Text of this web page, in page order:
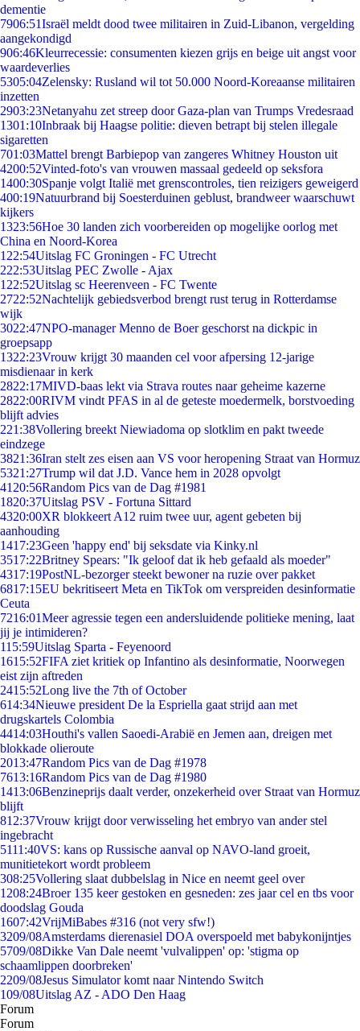
dementie
7906:51Israël meldt dood twee militairen in Zuid-Libanon, vergelding
aangekondigd
906:46Kleurrecessie: consumenten kiezen grijs en beige uit angst voor
waardeverlies
5305:04Zelensky: Rusland wil tot 50.000 Noord-Koreaanse militairen
inzetten
2903:23Netanyahu zet streep door Gaza-plan van Trumps Vredesraad
1301:10Inbraak bij Haagse politie: dieven betrapt bij stelen illegale
sigaretten
701:03Mattel brengt Barbiepop van zangeres Whitney Houston uit
4200:52Vinted-foto's van vrouwen massaal gedeeld op seksfora
1400:30Spanje volgt Italië met grenscontroles, tien reizigers geweigerd
400:19Natuurbrand bij Soesterduinen geblust, brandweer waarschuwt
kijkers
1323:56Hoe 30 landen zich voorbereiden op mogelijke oorlog met
China en Noord-Korea
1 22:54Uitslag FC Groningen - FC Utrecht
222:53Uitslag PEC Zwolle - Ajax
1 22:52Uitslag sc Heerenveen - FC Twente
2722:52Nachtelijk gebiedsverbod brengt rust terug in Rotterdamse
wijk
3022:47NPO-manager Menno de Boer geschorst na dickpic in
groepsapp
1322:23Vrouw krijgt 30 maanden cel voor afpersing 12-jarige
misdienaar in kerk
2822:17MIVD-baas lekt via Strava routes naar geheime kazerne
2822:00RIVM vindt PFAS in al de geteste moedermelk, borstvoeding
blijft advies
221:38Vollering breekt Niewiadoma op slotklim en pakt tweede
eindzege
3821:36Iran stelt zes eisen aan VS voor heropening Straat van Hormuz
5321:27Trump wil dat J.D. Vance hem in 2028 opvolgt
41 20:56Random Pics van de Dag #1981
1820:37Uitslag PSV - Fortuna Sittard
4320:00XR blokkeert A12 ruim twee uur, agent gebeten bij
aanhouding
1417:23Geen 'happy end' bij seksdate via Kinky.nl
3517:22Britney Spears: "Ik geloof dat ik heb gefaald als moeder"
4317:19PostNL-bezorger steekt bewoner na ruzie over pakket
6817:15EU bekritiseert Meta en TikTok om verspreiden desinformatie
Ceuta
7216:01Meer agressie tegen een andersluidende politieke mening, laat
jij je intimideren?
115:59Uitslag Sparta - Feyenoord
1615:52FIFA ziet kritiek op Infantino als desinformatie, Noorwegen
eist zijn aftreden
2415:52Long live the 7th of October
614:34Nieuwe president De la Espriella gaat strijd aan met
drugskartels Colombia
4414:03Houthi's vallen Saoedi-Arabië en Jemen aan, dreigen met
blokkade olieroute
2013:47Random Pics van de Dag #1978
7613:16Random Pics van de Dag #1980
1413:06Benzineprijs daalt verder, onzekerheid over Straat van Hormuz
blijft
812:37Vrouw krijgt door verwisseling het embryo van ander stel
ingebracht
5111:40VS: kans op Russische aanval op NAVO-land groeit,
munitietekort wordt probleem
308:25Vollering slaat dubbelslag in Nice en neemt geel over
1208:24Broer 135 keer gestoken en gesneden: zes jaar cel en tbs voor
doodslag Gouda
1607:42VrijMiBabes #316 (not very sfw!)
3209/08Amsterdams dierenasiel DOA overspoeld met babykonijntjes
5709/08Dikke Van Dale neemt 'vulvalippen' op: 'stigma op
schaamlippen doorbreken'
2209/08Jesus Simulator komt naar Nintendo Switch
109/08Uitslag AZ - ADO Den Haag
Forum
Forum